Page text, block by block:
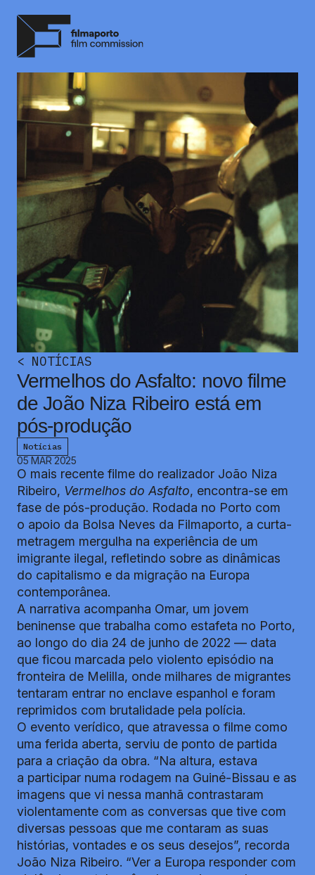
< NOTÍCIAS
Vermelhos do Asfalto: novo filme
de João Niza Ribeiro está em
pós-produção
Notícias
05 MAR 2025
O mais recente filme do realizador João Niza
Ribeiro, Vermelhos do Asfalto, encontra-se em
fase de pós-produção. Rodada no Porto com
o apoio da Bolsa Neves da Filmaporto, a curta-
metragem mergulha na experiência de um
imigrante ilegal, refletindo sobre as dinâmicas
do capitalismo e da migração na Europa
contemporânea.
A narrativa acompanha Omar, um jovem
beninense que trabalha como estafeta no Porto,
ao longo do dia 24 de junho de 2022 — data
que ficou marcada pelo violento episódio na
fronteira de Melilla, onde milhares de migrantes
tentaram entrar no enclave espanhol e foram
reprimidos com brutalidade pela polícia.
O evento verídico, que atravessa o filme como
uma ferida aberta, serviu de ponto de partida
para a criação da obra. “Na altura, estava
a participar numa rodagem na Guiné-Bissau e as
imagens que vi nessa manhã contrastaram
violentamente com as conversas que tive com
diversas pessoas que me contaram as suas
histórias, vontades e os seus desejos”, recorda
João Niza Ribeiro. “Ver a Europa responder com